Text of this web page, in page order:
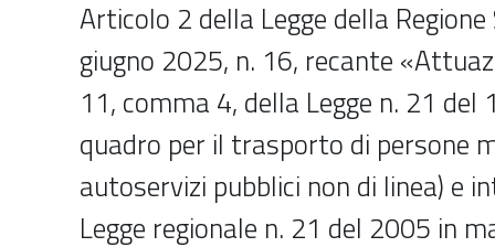
Articolo 2 della Legge della
giugno 2025, n. 16, recante
11, comma 4, della Legge n. 21 del
quadro per il trasporto di persone
autoservizi pubblici non di linea) e
Legge regionale n. 21 del 2005 in